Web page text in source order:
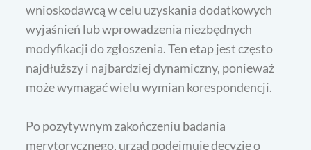
wnioskodawcą w celu uzyskania dodatkowych
wyjaśnień lub wprowadzenia niezbędnych
modyfikacji do zgłoszenia. Ten etap jest często
najdłuższy i najbardziej dynamiczny, ponieważ
może wymagać wielu wymian korespondencji.
Po pozytywnym zakończeniu badania
merytorycznego, urząd podejmuje decyzję o